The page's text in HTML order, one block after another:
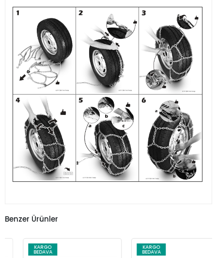
Benzer Ürünler
BEDAVA BEDAVA